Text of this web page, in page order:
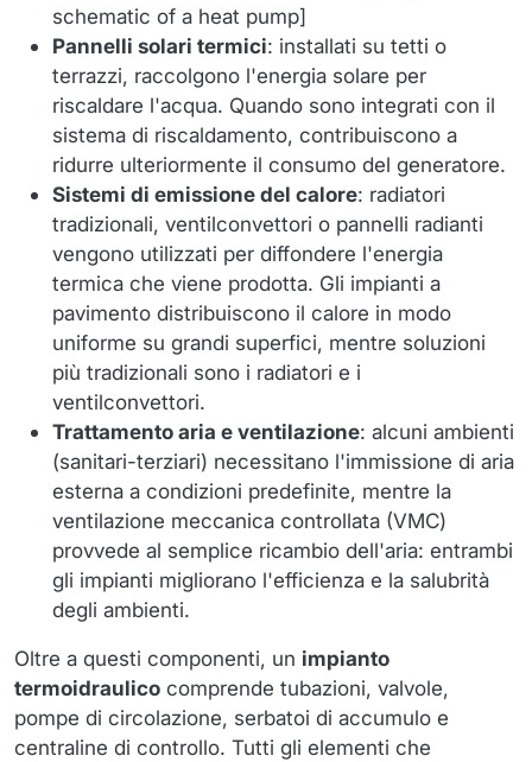
schematic of a heat pump]
Pannelli solari termici: installati su tetti o
terrazzi, raccolgono l'energia solare per
riscaldare l'acqua. Quando sono integrati con il
sistema di riscaldamento, contribuiscono a
ridurre ulteriormente il consumo del generatore.
Sistemi di emissione del calore: radiatori
tradizionali, ventilconvettori o pannelli radianti
vengono utilizzati per diffondere l'energia
termica che viene prodotta. Gli impianti a
pavimento distribuiscono il calore in modo
uniforme su grandi superfici, mentre soluzioni
più tradizionali sono i radiatori e i
ventilconvettori.
Trattamento aria e ventilazione: alcuni ambienti
(sanitari-terziari) necessitano l'immissione di aria
esterna a condizioni predefinite, mentre la
ventilazione meccanica controllata (VMC)
provvede al semplice ricambio dell'aria: entrambi
gli impianti migliorano l'efficienza e la salubrità
degli ambienti.
Oltre a questi componenti, un impianto
termoidraulico comprende tubazioni, valvole,
pompe di circolazione, serbatoi di accumulo e
centraline di controllo. Tutti gli elementi che